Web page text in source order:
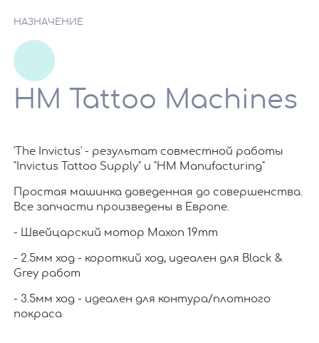
НАЗНАЧЕНИЕ
HM Tattoo Machines
'The Invictus' - результат совместной работы
"Invictus Tattoo Supply" и "HM Manufacturing"
Простая машинка доведенная до совершенства.
Все запчасти произведены в Европе.
- Швейцарский мотор Maxon 19mm
- 2.5мм ход - короткий ход, идеален для Black &
Grey работ
- 3.5мм ход - идеален для контура/плотного
покраса